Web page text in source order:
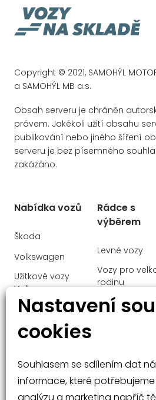
Copyright © 2021, SAMOHÝL
a SAMOHÝL MB a.s.
Obsah serveru je chráněn
právem. Jakékoli užití obsahu
publikování nebo jiného šíření
serveru je bez písemného
zakázáno.
Nabídka vozů
Škoda
Volkswagen
Užitkové vozy
Volkswagen
Audi
Mercedes-Benz
Rádce s
výběrem
Levné vozy
Vozy pro
rodinu
Manažerské
vozy
SUV
Nastavení
cookies
Souhlasem se sdílením dat
informace, které